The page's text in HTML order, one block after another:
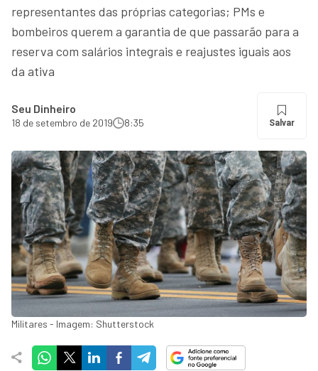
representantes das próprias categorias; PMs e
bombeiros querem a garantia de que passarão para a
reserva com salários integrais e reajustes iguais aos
da ativa
Seu Dinheiro
18 de setembro de 2019 8:35 Salvar
Militares - Imagem: Shutterstock